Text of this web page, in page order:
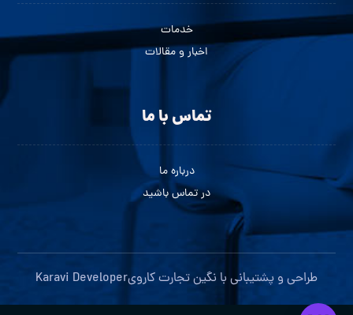
خدمات
اخبار و مقالات
تماس با ما
درباره ما
در تماس باشید
طراحی و پشتیبانی با نگین تجارت کارویKaravi Developer